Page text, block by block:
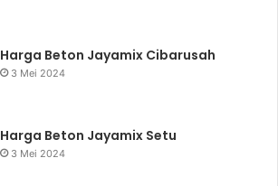
Harga Beton Jayamix Cibarusah
3 Mei 2024
Harga Beton Jayamix Setu
3 Mei 2024